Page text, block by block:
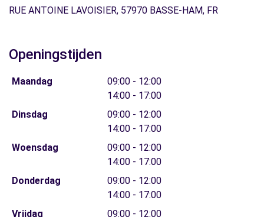
RUE ANTOINE LAVOISIER, 57970 BASSE-HAM, FR
Openingstijden
Maandag
09:00 - 12:00
14:00 - 17:00
Dinsdag
09:00 - 12:00
14:00 - 17:00
Woensdag
09:00 - 12:00
14:00 - 17:00
Donderdag
09:00 - 12:00
14:00 - 17:00
Vrijdag
09:00 - 12:00